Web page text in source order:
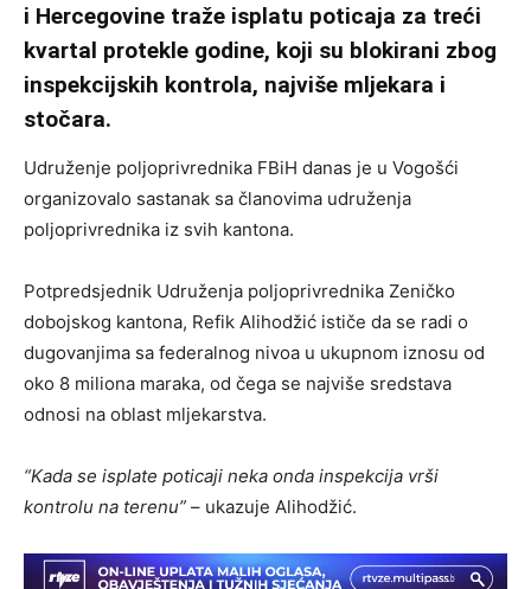
i Hercegovine traže isplatu poticaja za treći
kvartal protekle godine, koji su blokirani zbog
inspekcijskih kontrola, najviše mljekara i
stočara.
Udruženje poljoprivrednika FBiH danas je u Vogošći
organizovalo sastanak sa članovima udruženja
poljoprivrednika iz svih kantona.
Potpredsjednik Udruženja poljoprivrednika Zeničko
dobojskog kantona, Refik Alihodžić ističe da se radi o
dugovanjima sa federalnog nivoa u ukupnom iznosu od
oko 8 miliona maraka, od čega se najviše sredstava
odnosi na oblast mljekarstva.
“Kada se isplate poticaji neka onda inspekcija vrši
kontrolu na terenu” – ukazuje Alihodžić.